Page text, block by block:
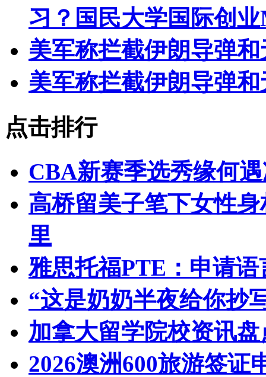
习？国民大学国际创
美军称拦截伊朗导弹
美军称拦截伊朗导弹
点击排行
CBA新赛季选秀缘何
高桥留美子笔下女性
里
雅思托福PTE：申请
“这是奶奶半夜给你
加拿大留学院校资讯
2026澳洲600旅游签证